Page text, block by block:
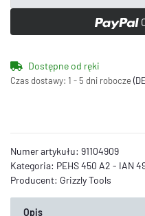
Dostępne od ręki
Czas dostawy: 1 - 5 dni robocze
Numer artykułu: 91104909
Kategoria: PEHS 450 A2 - IAN
Producent: Grizzly Tools
Opis